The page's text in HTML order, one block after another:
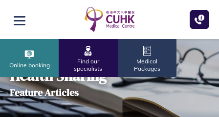
Open menu
Online booking
Find our
specialists
Medical
Packages
Health Sharing
Feature Articles